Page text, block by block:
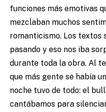
funciones más emotivas
mezclaban muchos
romanticismo. Los textos
pasando y eso nos iba
durante toda la obra. Al
que más gente se había
noche tuvo de todo: el
cantábamos para